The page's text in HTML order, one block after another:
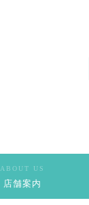
ABOUT US
店舗案内